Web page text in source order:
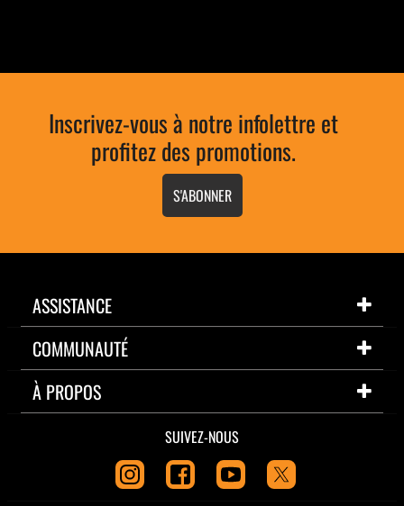
Inscrivez-vous à notre infolettre et
profitez des promotions.
S'ABONNER
ASSISTANCE
COMMUNAUTÉ
À PROPOS
SUIVEZ-NOUS